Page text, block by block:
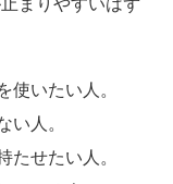
まりやすいはず
使いたい人。
い人。
たせたい人。